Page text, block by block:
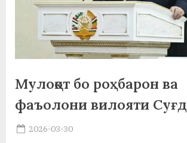
Мулоқот бо роҳбарон ва
фаъолони вилояти Суғд
Posted
2026-03-30